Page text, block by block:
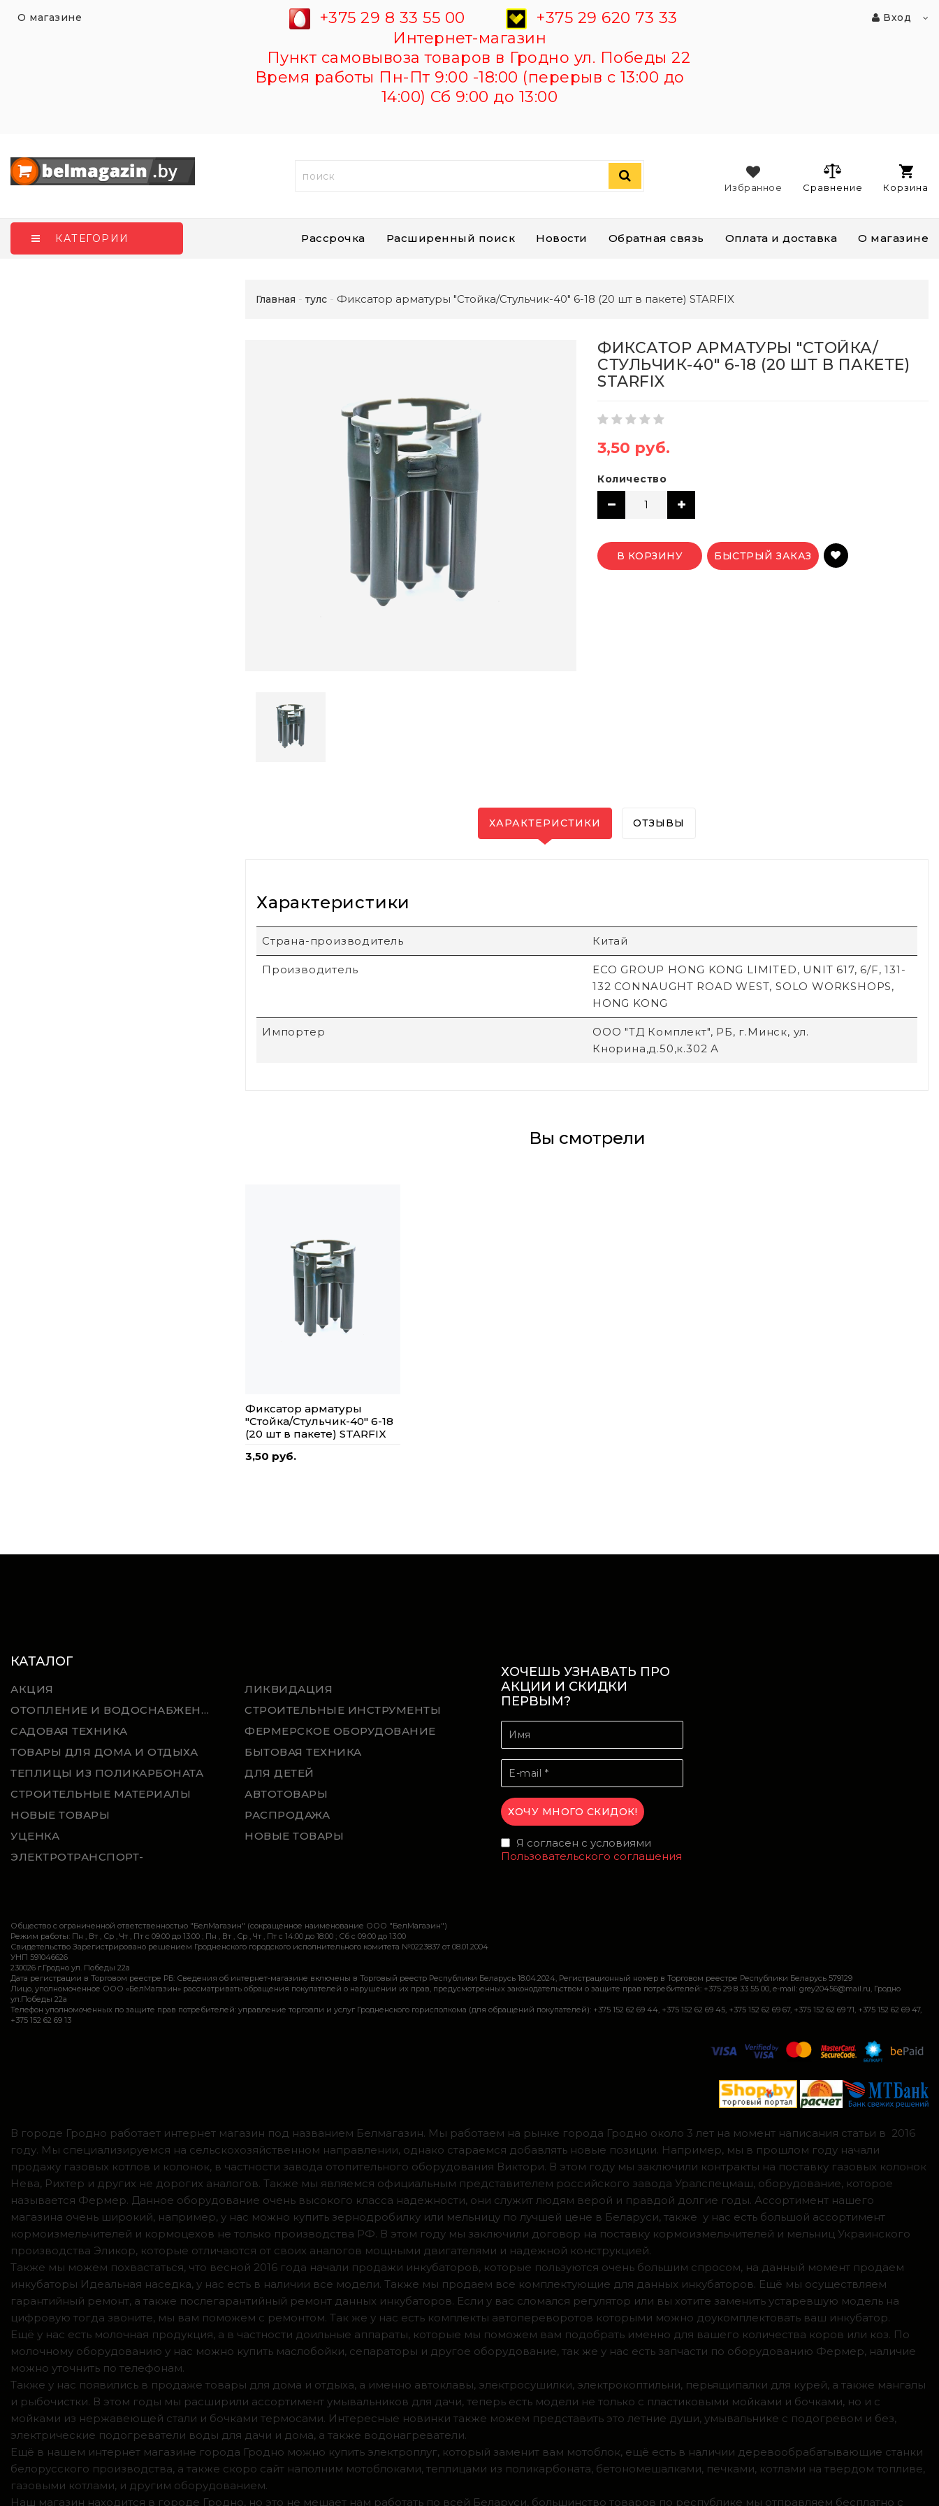
О магазине +375 29 8 33 55 00
+375 29 620 73 33
Интернет-магазин
Пункт самовывоза товаров в Гродно ул. Победы 22
Время работы Пн-Пт 9:00 -18:00 (перерыв с 13:00 до
14:00) Сб 9:00 до 13:00
Вход
Корзина
Сравнение
Избранное
КАТЕГОРИИ Рассрочка Расширенный поиск Новости Обратная связь Оплата и доставка О магазине
Главная тулс Фиксатор арматуры "Стойка/Стульчик-40" 6-18 (20 шт в пакете) STARFIX
ФИКСАТОР АРМАТУРЫ "СТОЙКА/
СТУЛЬЧИК-40" 6-18 (20 ШТ В ПАКЕТЕ)
STARFIX
3,50 руб.
Количество
В КОРЗИНУ БЫСТРЫЙ ЗАКАЗ
ХАРАКТЕРИСТИКИ ОТЗЫВЫ
Характеристики
Страна-производитель Китай
Производитель
ECO GROUP HONG KONG LIMITED, UNIT 617, 6/F, 131-
132 CONNAUGHT ROAD WEST, SOLO WORKSHOPS,
HONG KONG
Импортер
ООО "ТД Комплект", РБ, г.Минск, ул.
Кнорина,д.50,к.302 А
Вы смотрели
Фиксатор арматуры
"Стойка/Стульчик-40" 6-18
(20 шт в пакете) STARFIX
3,50 руб.
КАТАЛОГ
АКЦИЯ
ЛИКВИДАЦИЯ
ОТОПЛЕНИЕ И ВОДОСНАБЖЕНИЕ
СТРОИТЕЛЬНЫЕ ИНСТРУМЕНТЫ
САДОВАЯ ТЕХНИКА
ФЕРМЕРСКОЕ ОБОРУДОВАНИЕ
ТОВАРЫ ДЛЯ ДОМА И ОТДЫХА
БЫТОВАЯ ТЕХНИКА
ТЕПЛИЦЫ ИЗ ПОЛИКАРБОНАТА
ДЛЯ ДЕТЕЙ
СТРОИТЕЛЬНЫЕ МАТЕРИАЛЫ
АВТОТОВАРЫ
НОВЫЕ ТОВАРЫ
РАСПРОДАЖА
УЦЕНКА
НОВЫЕ ТОВАРЫ
ЭЛЕКТРОТРАНСПОРТ-
ХОЧЕШЬ УЗНАВАТЬ ПРО
АКЦИИ И СКИДКИ
ПЕРВЫМ?
Я согласен с условиями
Пользовательского соглашения
Общество с ограниченной ответственностью "БелМагазин" (сокращенное наименование ООО "БелМагазин")
Режим работы: Пн , Вт , Ср , Чт , Пт c 09:00 до 13:00 ; Пн , Вт , Ср , Чт , Пт c 14:00 до 18:00 ; Сб c 09:00 до 13:00
Свидетельство Зарегистрировано решением Гродненского городского исполнительного комитета №0223837 от 08.01.2004
УНП 591046626
230026 г.Гродно ул. Победы 22а
Дата регистрации в Торговом реестре РБ: Сведения об интернет-магазине включены в Торговый реестр Республики Беларусь 18.04.2024, Регистрационный номер в Торговом реестре Республики Беларусь 579129
Лицо, уполномоченное ООО «БелМагазин» рассматривать обращения покупателей о нарушении их прав, предусмотренных законодательством о защите прав потребителей: +375 29 8 33 55 00, e-mail: grey20456@mail.ru, Гродно
ул.Победы 22а
Телефон уполномоченных по защите прав потребителей: управление торговли и услуг Гродненского горисполкома (для обращений покупателей): +375 152 62 69 44, +375 152 62 69 45, +375 152 62 69 67, +375 152 62 69 71, +375 152 62 69 47,
+375 152 62 69 13
В городе Гродно работает интернет магазин под названием Белмагазин. Мы работаем на рынке города Гродно около 3 лет на момент написания статьи в 2016
году. Мы специализируемся на сельскохозяйственном направлении, однако стараемся добавлять новые позиции. Например, мы в прошлом году начали
продажу газовых котлов и колонок, в частности завода отопительного оборудования Виктори. В этом году мы заключили контракты на поставку газовых колонок
Нева, Рихтер и других не дорогих аналогов. Также мы являемся официальным представителем российского завода Уралспецмаш, оборудование, которое
называется Фермер. Данное оборудование очень высокого класса надежности, они служит людям верой и правдой долгие годы. Ассортимент нашего
магазина очень широкий, например, у нас можно купить зернодробилку или мельницу по лучшей цене в Беларуси, также у нас есть большой ассортимент
кормоизмельчителей и кормоцехов не только производства РФ. В этом году мы заключили договор на поставку кормоизмельчителей и мельниц Украинского
производства Эликор, которые отличаются от своих аналогов мощными двигателями и надежной конструкцией.
Также мы можем похвастаться, что весной 2016 года начали продажи инкубаторов, которые пользуются очень большим спросом, на данный момент продаем
инкубаторы Идеальная наседка, у нас есть в наличии все модели. Также мы продаем все комплектующие для данных инкубаторов. Ещё мы осуществляем
гарантийный ремонт, а также послегарантийный ремонт данных инкубаторов. Если у вас сломался регулятор или вы хотите заменить устаревшую модель на
цифровую тогда звоните, мы вам поможем с ремонтом. Так же у нас есть комплекты автопереворотов которыми можно доукомплектовать ваш инкубатор.
Ещё у нас есть молочная продукция, а в частности доильные аппараты, которые мы поможем вам подобрать именно для вашего количества коров или коз. По
молочному оборудованию у нас можно купить маслобойки, сепараторы и другое оборудование, так же у нас есть запчасти по оборудованию Фермер, наличие
можно уточнить по телефонам.
Также у нас появились в продаже товары для дома и отдыха, а именно автоклавы, электросушилки, электрокоптильни, перьящипалки для курей, а также мангалы
и рыбочистки. В этом годы мы расширили ассортимент умывальников для дачи, теперь есть модели не только с пластиковыми мойками и бочками, но и с
мойками из нержавеющей стали и бочками термосами. Интересные новинки также можем представить это летние души, умывальнике с подогревом и без,
электрические подогреватели воды для дачи и дома, а также водонагреватели.
Ещё в нашем интернет магазине города Гродно можно купить электроплуг, который заменит вам мотоблок, ещё есть в наличии деревообрабатывающие станки
белорусского производства, а также скоро сайт наполним мотоблоками, теплицами из поликарбоната, бетономешалками, печками, котлами на твердом топливе,
газовыми котлами, и другим оборудованием.
Наш магазин находится в городе Гродно, но это не мешает нам работать по всей Беларуси, большинство товаров по республике мы отправляем бесплатно с